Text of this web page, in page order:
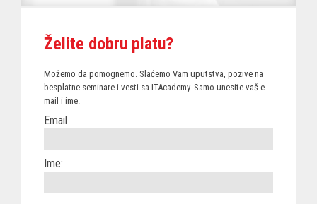
Želite dobru platu?
Možemo da pomognemo. Slaćemo Vam uputstva, pozive na
besplatne seminare i vesti sa ITAcademy. Samo unesite vaš e-
mail i ime.
Email
Ime: